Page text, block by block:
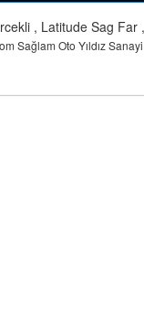
, Latitude Sag Far
Sağlam Oto Yıldız